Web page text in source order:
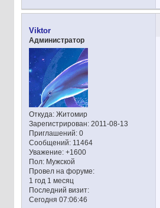
Viktor
Администратор
Откуда:Житомир
Зарегистрирован: 2011-08-13
Приглашений:0
Сообщений:11464
Уважение: +1600
Пол:Мужской
Провел на форуме:
1 год 1 месяц
Последний визит:
Сегодня 07:06:46